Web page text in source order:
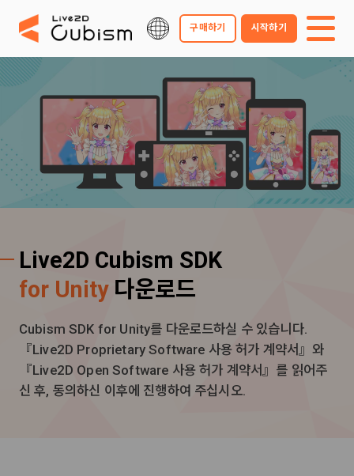
구매하기 시작하기
Live2D Cubism SDK
for Unity다운로드
Cubism SDK for Unity를 다운로드하실 수 있습니다.
『Live2D Proprietary Software 사용 허가 계약서』와
『Live2D Open Software 사용 허가 계약서』를 읽어주
신 후, 동의하신 이후에 진행하여 주십시오.